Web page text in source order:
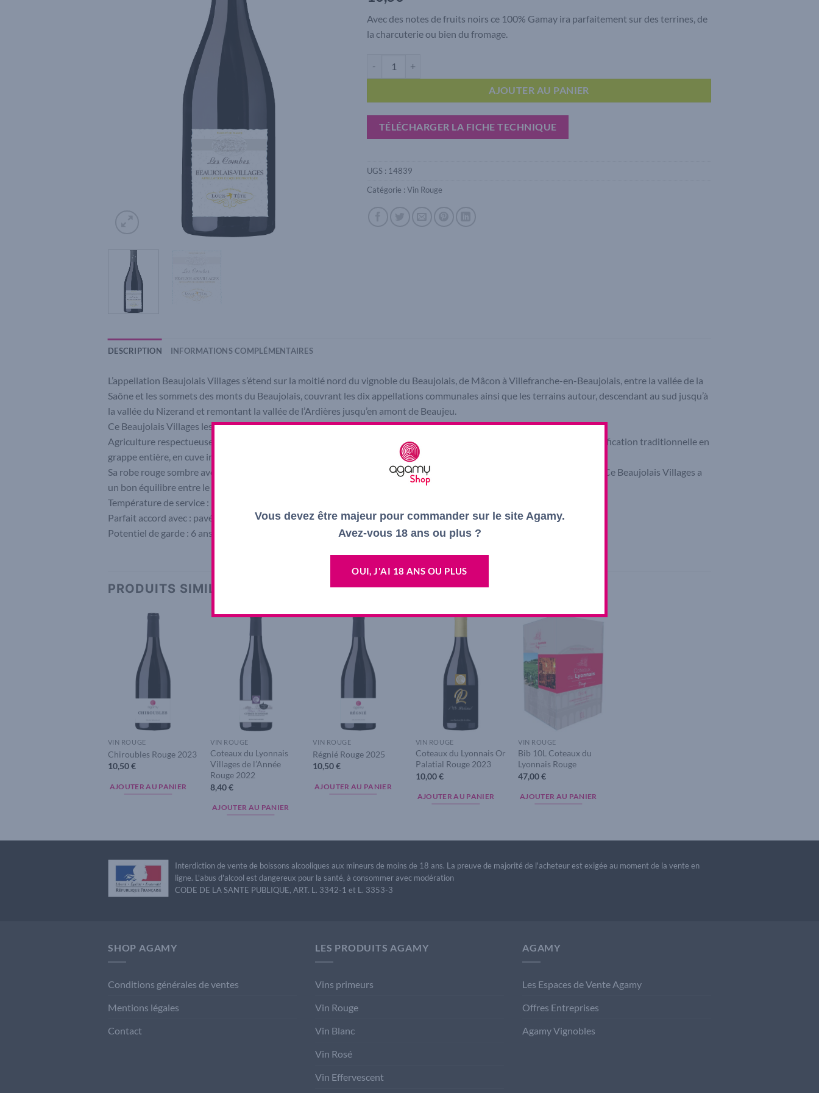
Avec des notes de fruits noirs ce 100% Gamay ira parfaitement sur des terrines, de
la charcuterie ou bien du fromage.
AJOUTER AU PANIER
TÉLÉCHARGER LA FICHE TECHNIQUE
UGS : 14839
Catégorie : Vin Rouge
DESCRIPTION INFORMATIONS COMPLÉMENTAIRES
L’appellation Beaujolais Villages s’étend sur la moitié nord du vignoble du Beaujolais, de Mâcon à Villefranche-en-Beaujolais, entre la vallée de la
Saône et les sommets des monts du Beaujolais, couvrant les dix appellations communales ainsi que les terrains autour, descendant au sud jusqu’à
la vallée du Nizerand et remontant la vallée de l’Ardières jusqu’en amont de Beaujeu.
Ce Beaujolais Villages les Combes 2018 est un 100% Gamay planté sur un sol argilo-granitique.
Agriculture respectueuse de l’environnement et des ressources naturelles. Les vendanges sont faites manuellement. Vinification traditionnelle en
grappe entière, en cuve inox.
Sa robe rouge sombre avec des notes de petits fruits rouges et noir au nez. Des arômes à dominante framboise et cassis. Ce Beaujolais Villages a
un bon équilibre entre le fruit et les tannins.
Température de service : 16°C.
Parfait accord avec : pavé de Bœuf, omelette aux champignons, Saint Marcellin.
Potentiel de garde : 6 ans
PRODUITS SIMILAIRES
VIN ROUGE
Chiroubles Rouge 2023
10,50€
AJOUTER AU PANIER
VIN ROUGE
Coteaux du Lyonnais
Villages de l’Année
Rouge 2022
8,40€
AJOUTER AU PANIER
VIN ROUGE
Régnié Rouge 2025
10,50€
AJOUTER AU PANIER
VIN ROUGE
Coteaux du Lyonnais Or
Palatial Rouge 2023
10,00€
AJOUTER AU PANIER
wishlist
VIN ROUGE
Bib 10L Coteaux du
Lyonnais Rouge
47,00€
AJOUTER AU PANIER
Interdiction de vente de boissons alcooliques aux mineurs de moins de 18 ans. La preuve de majorité de l'acheteur est exigée au moment de la vente en
ligne. L'abus d'alcool est dangereux pour la santé, à consommer avec modération
CODE DE LA SANTE PUBLIQUE, ART. L. 3342-1 et L. 3353-3
SHOP AGAMY
Conditions générales de ventes
Mentions légales
Contact
LES PRODUITS AGAMY
Vins primeurs
Vin Rouge
Vin Blanc
Vin Rosé
Vin Effervescent
AGAMY
Les Espaces de Vente Agamy
Offres Entreprises
Agamy Vignobles
Vous devez être majeur pour commander sur le site Agamy.
Avez-vous 18 ans ou plus ?
OUI, J'AI 18 ANS OU PLUS